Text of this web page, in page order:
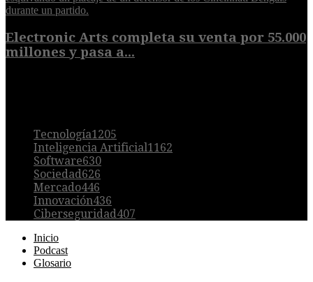
Electronic Arts completa su venta por 55.000
millones y pasa a...
Tecnología1205
Inteligencia Artificial1162
Software630
Sociedad626
Mercado446
Innovación436
Ciberseguridad407
Inicio
Podcast
Glosario